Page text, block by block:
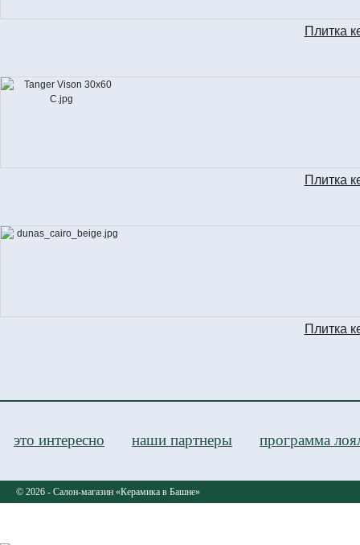
Плитка
Плитка
Плитка
это интересно наши партнеры программа
© 2026 - Салон-магазин «Керамика в Башне»